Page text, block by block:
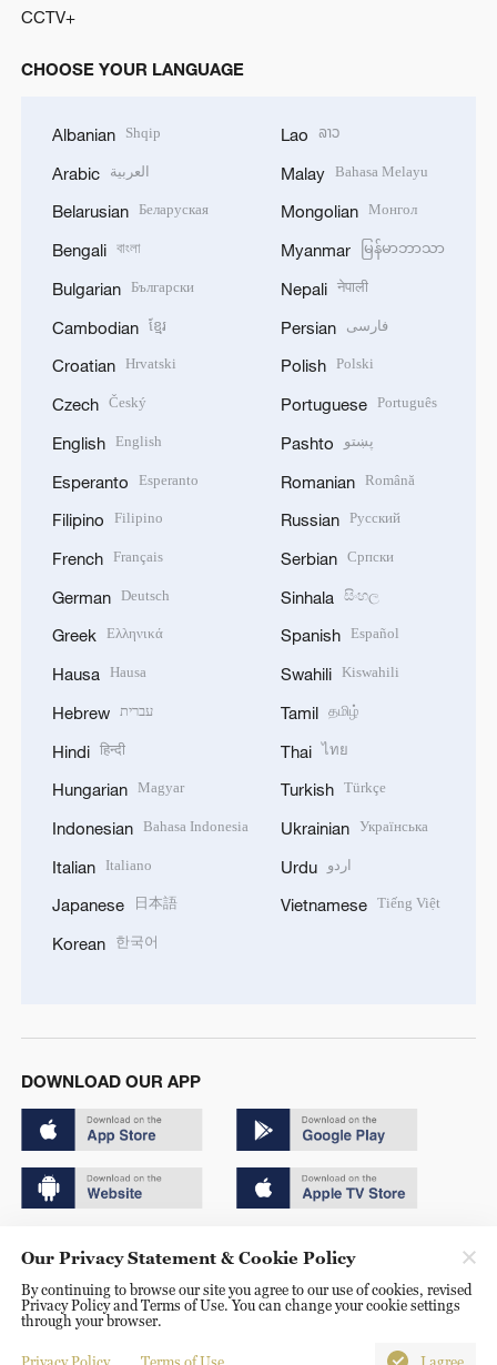
CCTV+
CHOOSE YOUR LANGUAGE
Albanian Shqip
Arabic العربية
Belarusian Беларуская
Bengali বাংলা
Bulgarian Български
Cambodian ខ្មែរ
Croatian Hrvatski
Czech Český
English English
Esperanto Esperanto
Filipino Filipino
French Français
German Deutsch
Greek Ελληνικά
Hausa Hausa
Hebrew עברית
Hindi हिन्दी
Hungarian Magyar
Indonesian Bahasa Indonesia
Italian Italiano
Japanese 日本語
Korean 한국어
Lao ລາວ
Malay Bahasa Melayu
Mongolian Монгол
Myanmar မြန်မာဘာသာ
Nepali नेपाली
Persian فارسی
Polish Polski
Portuguese Português
Pashto پښتو
Romanian Română
Russian Русский
Serbian Српски
Sinhala සිංහල
Spanish Español
Swahili Kiswahili
Tamil தமிழ்
Thai ไทย
Turkish Türkçe
Ukrainian Українська
Urdu اردو
Vietnamese Tiếng Việt
DOWNLOAD OUR APP
京ICP备20000184号
京公网安备 11010502050052号
Disinformation report hotline: 010-85061466
Our Privacy Statement & Cookie Policy
By continuing to browse our site you agree to our use of cookies, revised
Privacy Policy and Terms of Use. You can change your cookie settings
through your browser.
Privacy Policy Terms of Use I agree